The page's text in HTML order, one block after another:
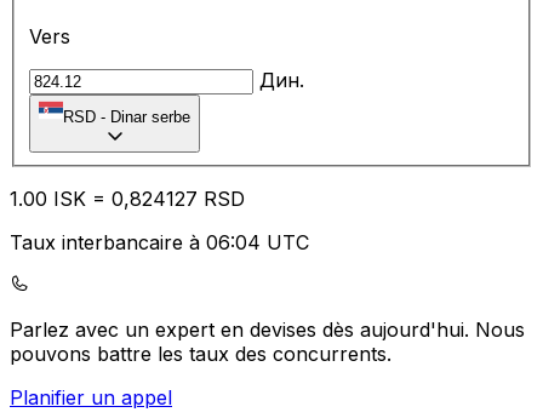
Vers
Дин.
RSD - Dinar serbe
1.00 ISK = 0,824127 RSD
Taux interbancaire à 06:04 UTC
Parlez avec un expert en devises dès aujourd'hui. Nous
pouvons battre les taux des concurrents.
Planifier un appel